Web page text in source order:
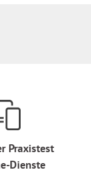
Praxistest
Dienste